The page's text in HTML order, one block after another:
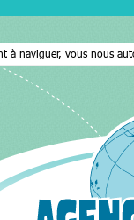
à naviguer, vous nous